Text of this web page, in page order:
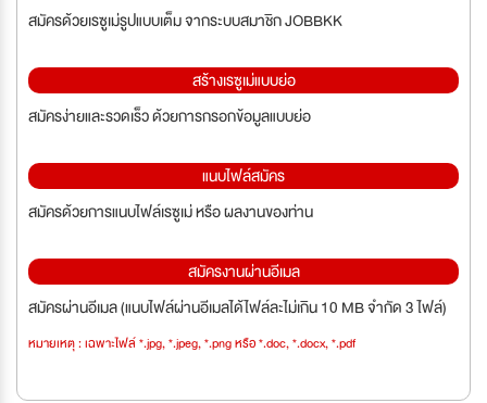
สมัครด้วยเรซูเม่รูปแบบเต็ม จากระบบสมาชิก JOBBKK
สร้างเรซูเม่แบบย่อ
สมัครง่ายและรวดเร็ว ด้วยการกรอกข้อมูลแบบย่อ
แนบไฟล์สมัคร
สมัครด้วยการแนบไฟล์เรซูเม่ หรือ ผลงานของท่าน
สมัครงานผ่านอีเมล
สมัครผ่านอีเมล (แนบไฟล์ผ่านอีเมลได้ไฟล์ละไม่เกิน 10 MB จำกัด 3 ไฟล์)
หมายเหตุ : เฉพาะไฟล์ *.jpg, *.jpeg, *.png หรือ *.doc, *.docx, *.pdf